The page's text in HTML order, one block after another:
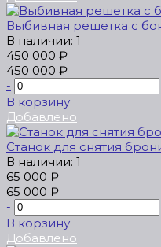
Выбивная решетка с
В наличии: 1
450 000 ₽
450 000 ₽
-
В корзину
Добавлено
Станок для снятия
В наличии: 1
65 000 ₽
65 000 ₽
-
В корзину
Добавлено